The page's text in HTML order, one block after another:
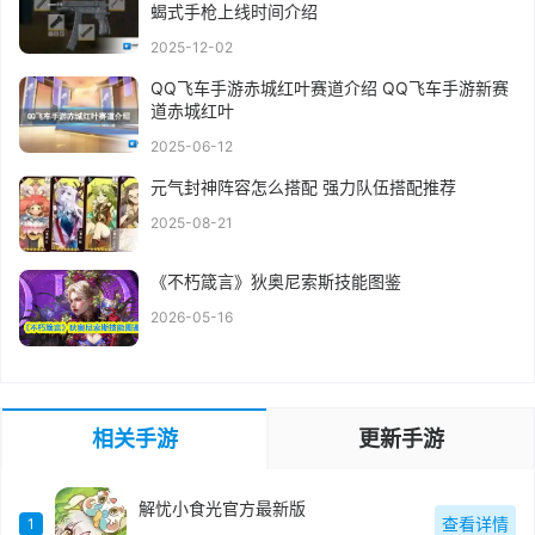
蝎式手枪上线时间介绍
2025-12-02
QQ飞车手游赤城红叶赛道介绍 QQ飞车手游新赛
道赤城红叶
2025-06-12
元气封神阵容怎么搭配 强力队伍搭配推荐
2025-08-21
《不朽箴言》狄奥尼索斯技能图鉴
2026-05-16
相关手游 更新手游
1
解忧小食光官方最新版
查看详情